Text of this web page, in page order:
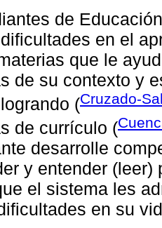
de
en el
que le
de su contexto y
(Cruzado-
de currículo (
desarrolle
y entender
el sistema les
en su